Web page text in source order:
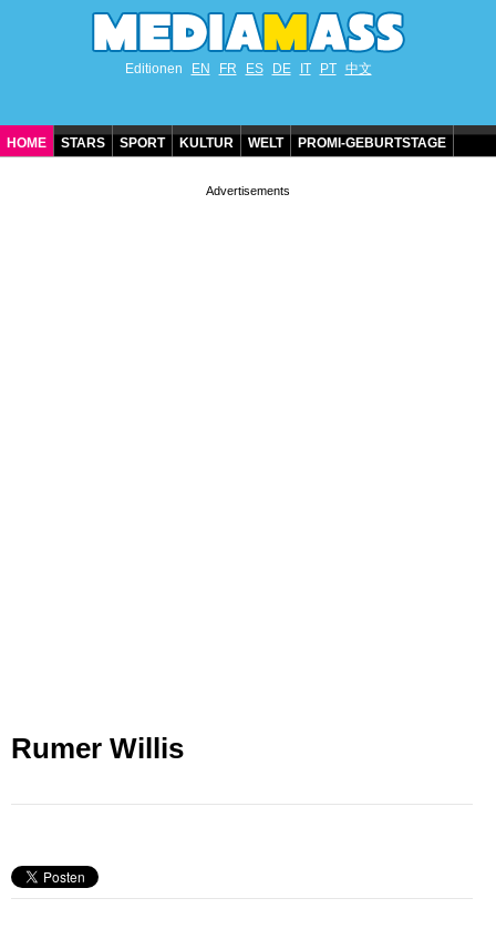
Editionen EN FR ES DE IT PT 中文
HOME STARS SPORT KULTUR WELT PROMI-GEBURTSTAGE
Rumer Willis